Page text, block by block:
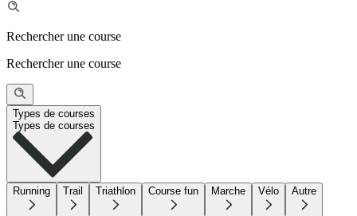
Rechercher une course
Rechercher une course
Types de courses
Types de courses
Running Trail Triathlon Course fun Marche Vélo Autre